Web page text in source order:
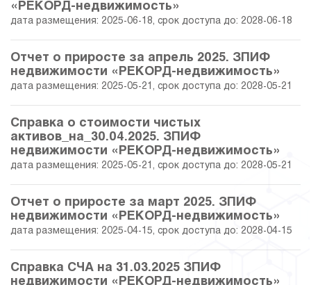
26.02.2021 40.96 38 046 422.07
29.01.2021 41.20 38 135 180.38
31.12.2020 36.99 38 612 206.06
30.11.2020 35.69 38 130 496.66
30.10.2020 37 564 939.75
31.78 36 684 736.27
«РЕКОРД-недвижимость»
дата размещения: 2025-06-18, срок доступа до: 2028-06-18
Отчет о приросте за апрель 2025. ЗПИФ
недвижимости «РЕКОРД-недвижимость»
дата размещения: 2025-05-21, срок доступа до: 2028-05-21
Справка о стоимости чистых
активов_на_30.04.2025. ЗПИФ
недвижимости «РЕКОРД-недвижимость»
дата размещения: 2025-05-21, срок доступа до: 2028-05-21
Отчет о приросте за март 2025. ЗПИФ
недвижимости «РЕКОРД-недвижимость»
дата размещения: 2025-04-15, срок доступа до: 2028-04-15
Справка СЧА на 31.03.2025 ЗПИФ
недвижимости «РЕКОРД-недвижимость»